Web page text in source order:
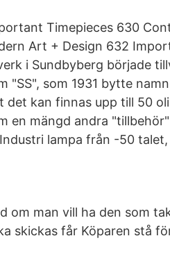
Timepieces 630
Art + Design 632
i Sundbyberg började
"SS", som 1931 bytte
kan finnas upp till 50
en mängd andra
lampa från -50
om man vill ha den som
skickas får Köparen stå